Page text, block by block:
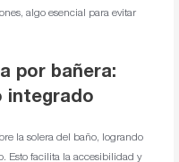
algo esencial para evitar
por bañera:
integrado
la solera del baño, logrando
Esto facilita la accesibilidad y